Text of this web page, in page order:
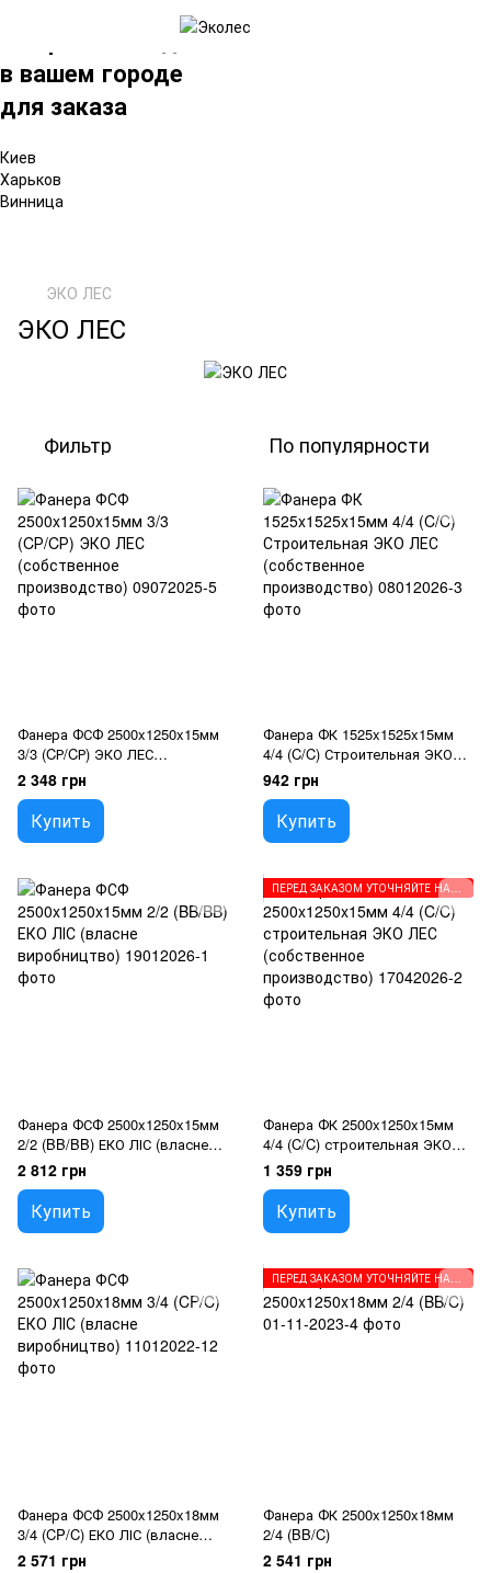
в вашем городе
для заказа
Киев
Харьков
Винница
ЭКО ЛЕС
ЭКО ЛЕС
Фильтр По популярности
Фанера ФСФ 2500x1250x15мм
3/3 (CР/CР) ЭКО ЛЕС
(собственное производство)
2 348 грн
Купить
Фанера ФК 1525x1525x15мм
4/4 (C/C) Строительная ЭКО
ЛЕС (собственное
производство)
942 грн
Купить
Фанера ФСФ 2500x1250x15мм
2/2 (BB/BB) ЕКО ЛІС (власне
виробництво)
2 812 грн
Купить
ПЕРЕД ЗАКАЗОМ УТОЧНЯЙТЕ НАПРАВЛЕНИЕ ВОЛОКОН
Фанера ФК 2500x1250x15мм
4/4 (C/C) строительная ЭКО
ЛЕС (собственное
производство)
1 359 грн
Купить
Фанера ФСФ 2500x1250x18мм
3/4 (CP/C) ЕКО ЛІС (власне
виробництво)
2 571 грн
ПЕРЕД ЗАКАЗОМ УТОЧНЯЙТЕ НАПРАВЛЕНИЕ ВОЛОКОН
Фанера ФК 2500x1250x18мм
2/4 (BB/C)
2 541 грн